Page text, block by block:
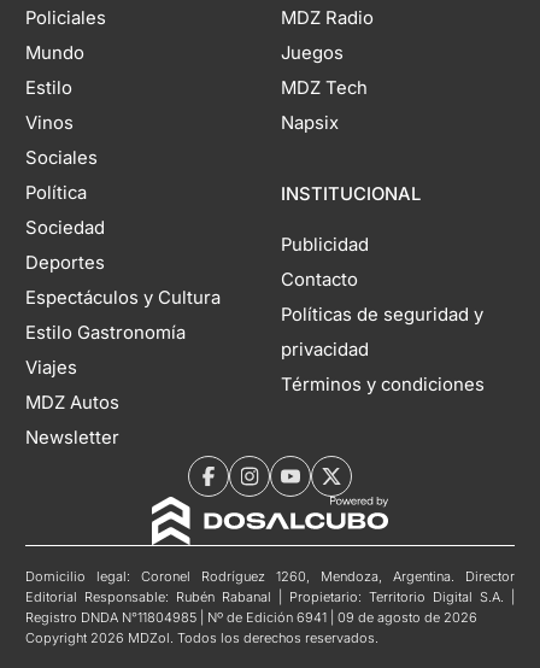
Policiales
Mundo
Estilo
Vinos
Sociales
Política
Sociedad
Deportes
Espectáculos y Cultura
Estilo Gastronomía
Viajes
MDZ Autos
Newsletter
MDZ Radio
Juegos
MDZ Tech
Napsix
INSTITUCIONAL
Publicidad
Contacto
Políticas de seguridad y
privacidad
Términos y condiciones
Domicilio legal: Coronel Rodríguez 1260, Mendoza, Argentina. Director
Editorial Responsable: Rubén Rabanal | Propietario: Territorio Digital S.A. |
Registro DNDA N°11804985 | Nº de Edición 6941 | 09 de agosto de 2026
Copyright 2026 MDZol. Todos los derechos reservados.